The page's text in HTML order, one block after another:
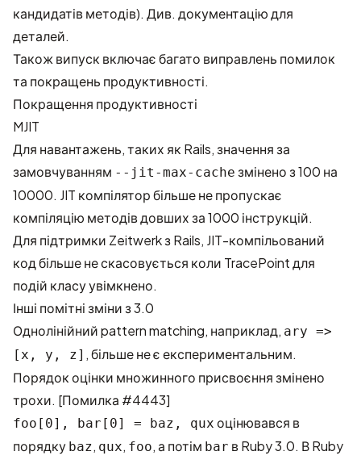
кандидатів методів). Див. документаціюдля
деталей.
Також випуск включає багато виправлень помилок
та покращень продуктивності.
Покращення продуктивності
MJIT
Для навантажень, таких як Rails, значення за
замовчуванням --jit-max-cache змінено з 100 на
10000. JIT компілятор більше не пропускає
компіляцію методів довших за 1000 інструкцій.
Для підтримки Zeitwerk з Rails, JIT-компільований
код більше не скасовується коли TracePoint для
подій класу увімкнено.
Інші помітні зміни з 3.0
Однолінійний pattern matching, наприклад, ary =>
[x, y, z] , більше не є експериментальним.
Порядок оцінки множинного присвоєння змінено
трохи. [Помилка #4443]
foo[0], bar[0] = baz, qux оцінювався в
порядку baz, qux, foo, а потім bar в Ruby 3.0. В Ruby